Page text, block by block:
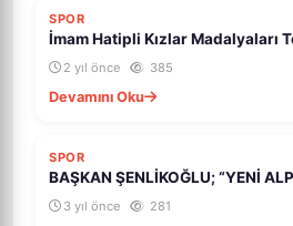
SPOR
İmam Hatipli Kızlar Madalyaları
2 yıl önce 385
Devamını Oku
SPOR
BAŞKAN ŞENLİKOĞLU; “YENİ
3 yıl önce 281